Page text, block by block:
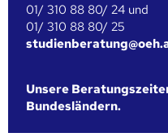
01/ 310 88 80/ 24 und
01/ 310 88 80/ 25
Unsere
Bundesländern.